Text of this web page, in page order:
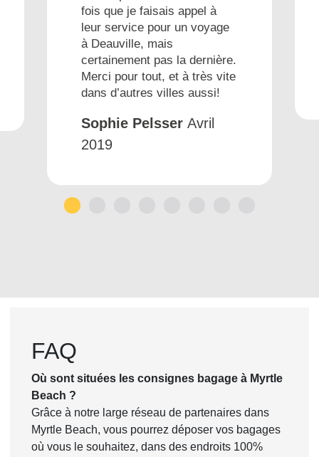
fois que je faisais appel à
leur service pour un voyage
à Deauville, mais
certainement pas la dernière.
Merci pour tout, et à très vite
dans d’autres villes aussi!
Sophie Pelsser Avril
2019
FAQ
Où sont situées les consignes bagage à Myrtle
Beach ?
Grâce à notre large réseau de partenaires dans
Myrtle Beach, vous pourrez déposer vos bagages
où vous le souhaitez, dans des endroits 100%